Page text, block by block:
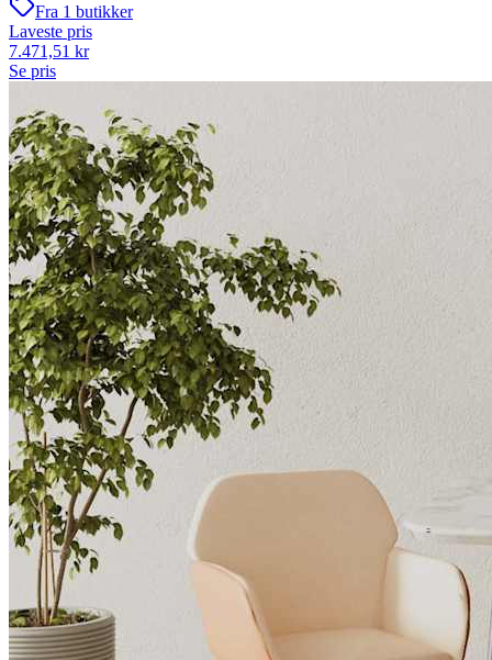
Fra 1 butikker
Laveste pris
7.471,51 kr
Se pris